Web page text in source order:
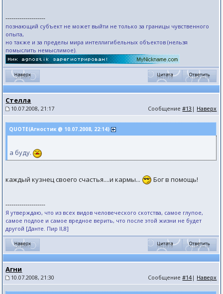
--------------------
познающий субъект не может выйти не только за границы чувственного
опыта,
но также и за пределы мира интеллигибельных объектов (нельзя
помыслить немыслимое).
Стелла
10.07.2008, 21:17 Сообщение#13 | Наверх
QUOTE(Агностик @ 10.07.2008, 22:14)
а буду.
каждый кузнец своего счастья....и кармы... Бог в помощь!
--------------------
Я утверждаю, что из всех видов человеческого скотства, самое глупое,
самое подлое и самое вредное верить, что после этой жизни не будет
другой [Данте. Пир II,8]
Агни
10.07.2008, 21:30 Сообщение#14| Наверх